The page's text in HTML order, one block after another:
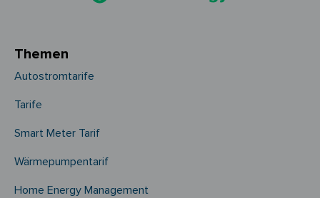
Themen
Autostromtarife
Tarife
Smart Meter Tarif
Wärmepumpentarif
Home Energy Management